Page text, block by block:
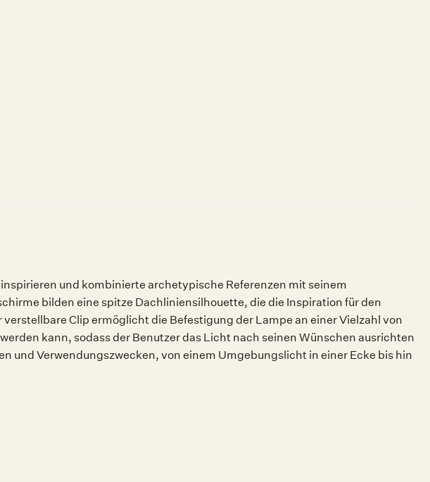
und kombinierte archetypische Referenzen mit seinem
bilden eine spitze Dachliniensilhouette, die die Inspiration für den
Clip ermöglicht die Befestigung der Lampe an einer Vielzahl von
kann, sodass der Benutzer das Licht nach seinen Wünschen ausrichten
und Verwendungszwecken, von einem Umgebungslicht in einer Ecke bis hin